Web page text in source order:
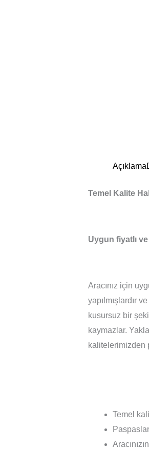
Açıklama
Temel Kalite
Uygun fiyatlı
Aracınız için
yapılmışlardır
kusursuz bir
kaymazlar.
kalitelerimizden
Temel